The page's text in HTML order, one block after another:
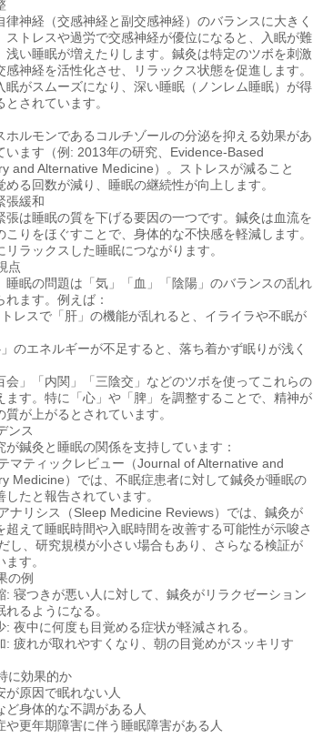
律神経（交感神経と副交感神経）のバランスに大きく
ストレスや過労で交感神経が優位になると、入眠が難
浅い睡眠が増えたりします。鍼灸は特定のツボを刺激
感神経を活性化させ、リラックス状態を促進します。
眠がスムーズになり、深い睡眠（ノンレム睡眠）が得
されています。
ホルモンであるコルチゾールの分泌を抑える効果があ
います（例: 2013年の研究、Evidence-Based
and Alternative Medicine）。ストレスが減ること
める回数が減り、睡眠の継続性が向上します。
張緩和
張は睡眠の質を下げる要因の一つです。鍼灸は血流を
こりをほぐすことで、身体的な不快感を軽減します。
リラックスした睡眠につながります。
点
睡眠の問題は「気」「血」「陰陽」のバランスの乱れ
れます。例えば：
レスで「肝」の機能が乱れると、イライラや不眠が
のエネルギーが不足すると、落ち着かず眠りが浅く
会」「内関」「三陰交」などのツボを使ってこれらの
ます。特に「心」や「脾」を調整することで、精神が
が上がるとされています。
ンス
が鍼灸と睡眠の関係を支持しています：
マティックレビュー （Journal of Alternative and
Medicine）では、不眠症患者に対して鍼灸が睡眠の
たと報告されています。
ナリシス
（Sleep Medicine Reviews）では、鍼灸が
超えて睡眠時間や入眠時間を改善する可能性が示唆さ
し、研究規模が小さい場合もあり、さらなる検証が
す。
の例
: 寝つきが悪い人に対して、鍼灸がリラクゼーション
るようになる。
: 夜中に何度も目覚める症状が軽減される。
: 疲れが取れやすくなり、朝の目覚めがスッキリす
に効果的か
が原因で眠れない人
ど身体的な不調がある人
や更年期障害に伴う睡眠障害がある人